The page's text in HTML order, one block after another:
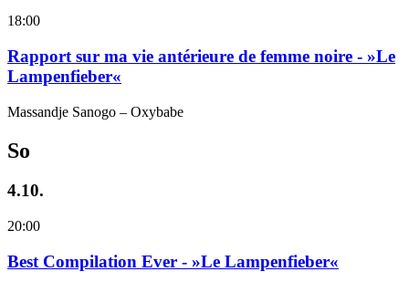
18:00
Rapport sur ma vie antérieure de femme noire - »Le
Lampenfieber«
Massandje Sanogo – Oxybabe
So
4.10.
20:00
Best Compilation Ever - »Le Lampenfieber«